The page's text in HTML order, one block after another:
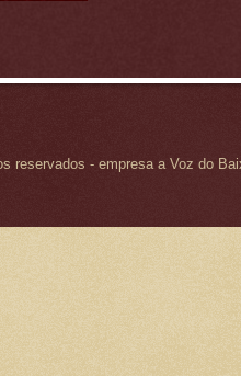
reservados - empresa a Voz do